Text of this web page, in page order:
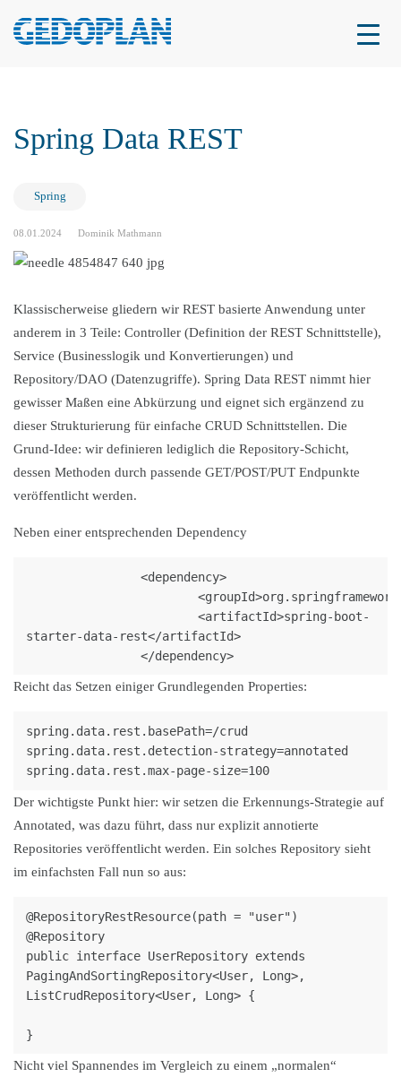
Spring Data REST
Spring
08.01.2024 Dominik Mathmann
Klassischerweise gliedern wir REST basierte Anwendung unter
anderem in 3 Teile: Controller (Definition der REST Schnittstelle),
Service (Businesslogik und Konvertierungen) und
Repository/DAO (Datenzugriffe). Spring Data REST nimmt hier
gewisser Maßen eine Abkürzung und eignet sich ergänzend zu
dieser Strukturierung für einfache CRUD Schnittstellen. Die
Grund-Idee: wir definieren lediglich die Repository-Schicht,
dessen Methoden durch passende GET/POST/PUT Endpunkte
veröffentlicht werden.
Neben einer entsprechenden Dependency
starter-data-rest</artifactId>
		</dependency>
Reicht das Setzen einiger Grundlegenden Properties:
spring.data.rest.basePath=/crud
spring.data.rest.detection-strategy=annotated
spring.data.rest.max-page-size=100
Der wichtigste Punkt hier: wir setzen die Erkennungs-Strategie auf
Annotated, was dazu führt, dass nur explizit annotierte
Repositories veröffentlicht werden. Ein solches Repository sieht
im einfachsten Fall nun so aus:
@RepositoryRestResource(path = "user")
@Repository
public interface UserRepository extends
PagingAndSortingRepository<User, Long>,
ListCrudRepository<User, Long> {
Nicht viel Spannendes im Vergleich zu einem „normalen“